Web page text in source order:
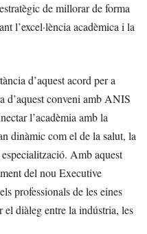
de millorar de forma
l’excel·lència acadèmica i la
d’aquest acord per a
d’aquest conveni amb ANIS
l’acadèmia amb la
dinàmic com el de la salut, la
Amb aquest
del nou Executive
professionals de les eines
el diàleg entre la indústria, les